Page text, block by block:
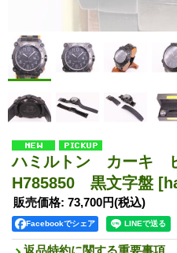
ハミルトン カーキ
H785850 黒文字盤
販売価格: 73,700円(税込)
Facebookでシェア
返品特約に関する重要事項